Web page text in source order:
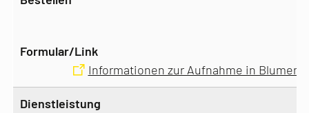
Informationen zur Aufnahme in